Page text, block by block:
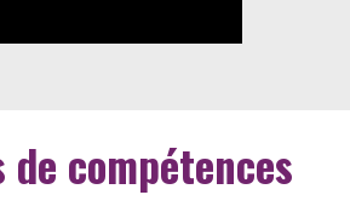
de compétences